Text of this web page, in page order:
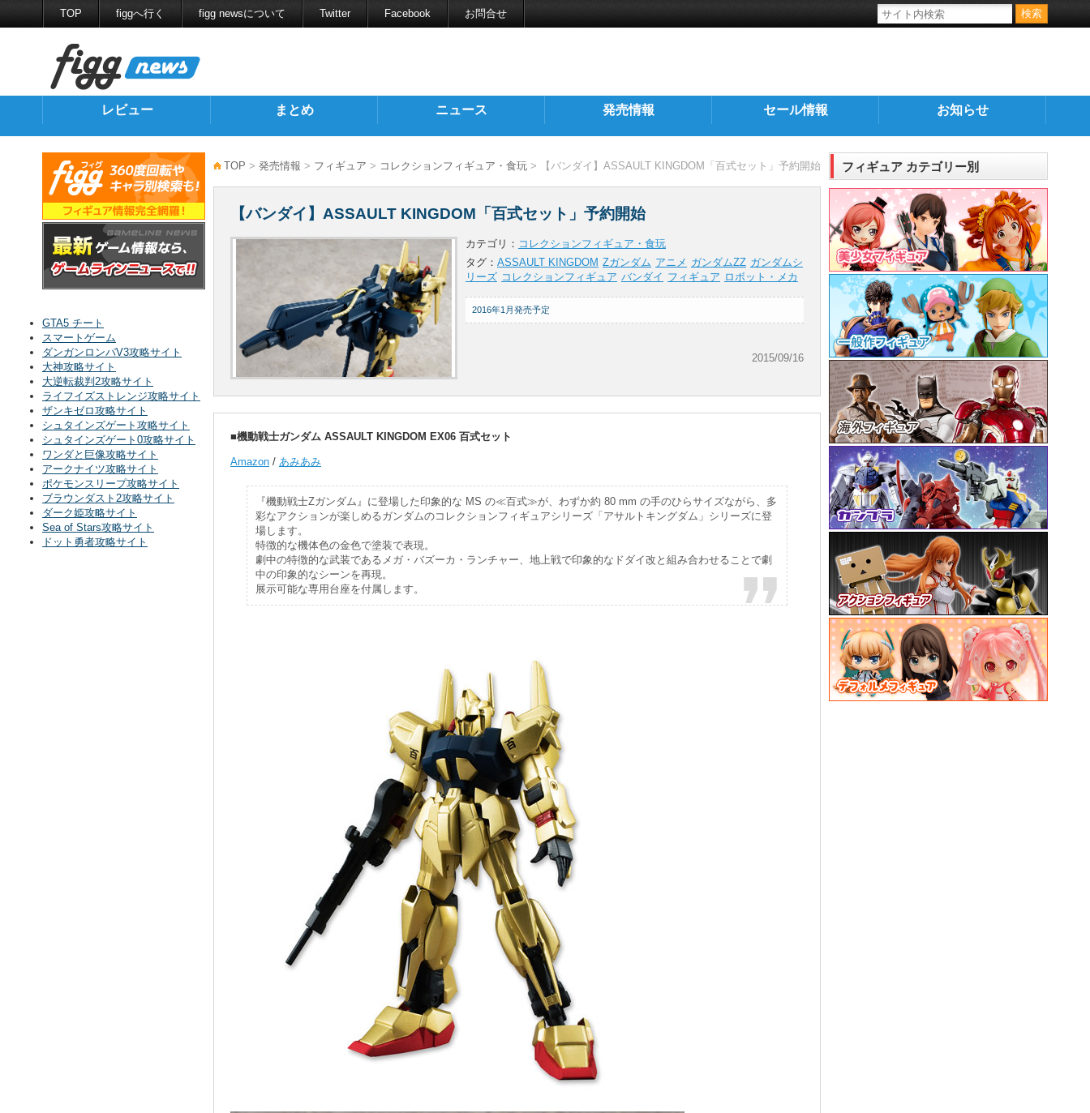
TOP figgへ行く figg newsについて Twitter Facebook お問合せ
レビュー まとめ ニュース 発売情報 セール情報 お知らせ
TOP > 発売情報 > フィギュア > コレクションフィギュア・食玩 > 【バンダイ】ASSAULT KINGDOM「百式セット」予約開始
【バンダイ】ASSAULT KINGDOM「百式セット」予約開始
カテゴリ： コレクションフィギュア・食玩
タグ： ASSAULT KINGDOM Zガンダム アニメ ガンダムZZ ガンダムシ
リーズ コレクションフィギュア バンダイ フィギュア ロボット・メカ
2015/09/16
2016年1月発売予定
■機動戦士ガンダム ASSAULT KINGDOM EX06 百式セット
Amazon / あみあみ
『機動戦士Zガンダム』に登場した印象的な MS の≪百式≫が、わずか約 80 mm の手のひらサイズながら、多
彩なアクションが楽しめるガンダムのコレクションフィギュアシリーズ「アサルトキングダム」シリーズに登
場します。
特徴的な機体色の金色で塗装で表現。
劇中の特徴的な武装であるメガ・バズーカ・ランチャー、地上戦で印象的なドダイ改と組み合わせることで劇
中の印象的なシーンを再現。
展示可能な専用台座を付属します。
GTA5 チート
スマートゲーム
ダンガンロンパV3攻略サイト
大神攻略サイト
大逆転裁判2攻略サイト
ライフイズストレンジ攻略サイト
ザンキゼロ攻略サイト
シュタインズゲート攻略サイト
シュタインズゲート0攻略サイト
ワンダと巨像攻略サイト
アークナイツ攻略サイト
ポケモンスリープ攻略サイト
ブラウンダスト2攻略サイト
ダーク姫攻略サイト
Sea of Stars攻略サイト
ドット勇者攻略サイト
フィギュア カテゴリー別